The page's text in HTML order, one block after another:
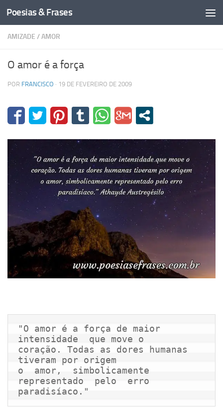
Skip to content
Poesias & Frases
AMIZADE /AMOR
O amor é a força
POR FRANCISCO · 19 DE FEVEREIRO DE 2009
"O amor é a força de maior
intensidade  que move o
coração. Todas as dores humanas
tiveram por origem
o  amor,  simbolicamente
representado  pelo  erro
paradisíaco."